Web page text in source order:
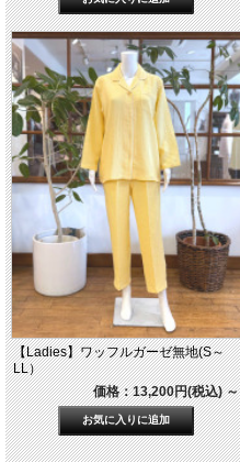
【Ladies】ワッフルガーゼ無地(S～
LL）
価格：13,200円(税込)～